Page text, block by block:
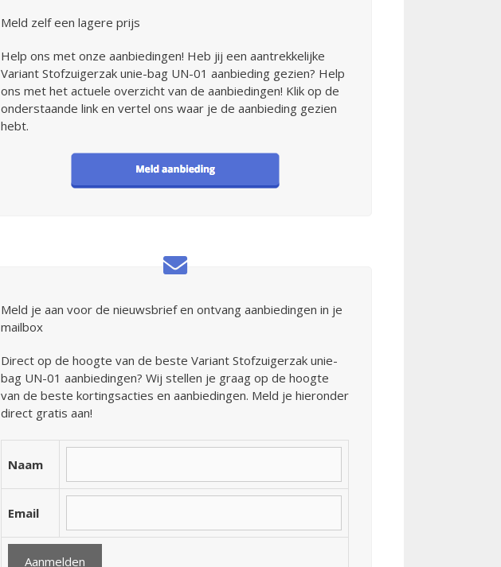
Meld zelf een lagere prijs
Help ons met onze aanbiedingen! Heb jij een aantrekkelijke
Variant Stofzuigerzak unie-bag UN-01 aanbieding gezien? Help
ons met het actuele overzicht van de aanbiedingen! Klik op de
onderstaande link en vertel ons waar je de aanbieding gezien
hebt.
Meld je aan voor de nieuwsbrief en ontvang aanbiedingen in je
mailbox
Direct op de hoogte van de beste Variant Stofzuigerzak unie-
bag UN-01 aanbiedingen? Wij stellen je graag op de hoogte
van de beste kortingsacties en aanbiedingen. Meld je hieronder
direct gratis aan!
Naam
Email